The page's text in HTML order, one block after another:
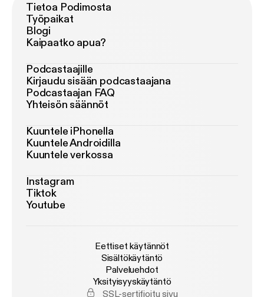
Tietoa Podimosta
Työpaikat
Blogi
Kaipaatko apua?
Podcastaajille
Kirjaudu sisään podcastaajana
Podcastaajan FAQ
Yhteisön säännöt
Kuuntele iPhonella
Kuuntele Androidilla
Kuuntele verkossa
Instagram
Tiktok
Youtube
Eettiset käytännöt
Sisältökäytäntö
Palveluehdot
Yksityisyyskäytäntö
SSL-sertifioitu sivu